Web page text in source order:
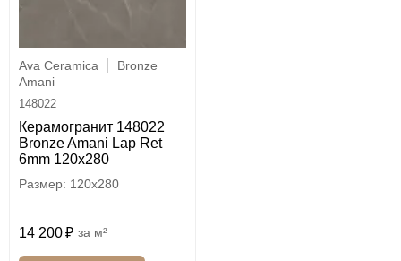
Ava Ceramica
Bronze
Amani
148022
Керамогранит 148022
Bronze Amani Lap Ret
6mm 120x280
120x280
14 200 м²